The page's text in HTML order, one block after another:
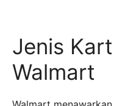
Jenis
Walmart